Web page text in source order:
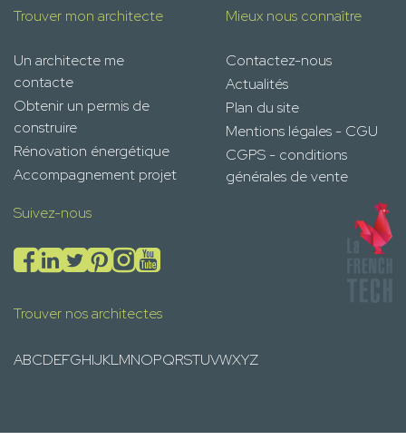
Trouver mon architecte
Un architecte me
contacte
Obtenir un permis de
construire
Rénovation énergétique
Accompagnement projet
Mieux nous connaître
Contactez-nous
Actualités
Plan du site
Mentions légales - CGU
CGPS - conditions
générales de vente
Suivez-nous
Trouver nos architectes
ABCDEFGHIJKLMNOPQRSTUVWXYZ